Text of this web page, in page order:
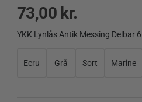
73,00 kr.
YKK Lynlås Antik Messing Delbar
Ecru Grå Sort Marine
YKK
Antik